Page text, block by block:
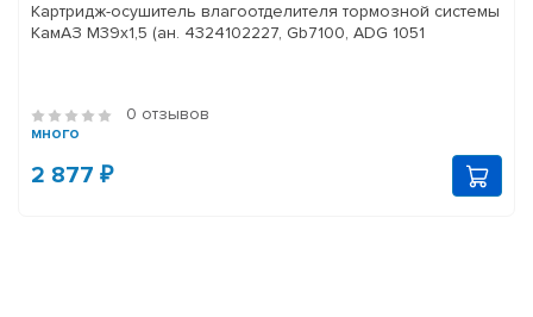
Картридж-осушитель влагоотделителя тормозной системы
КамАЗ M39x1,5 (ан. 4324102227, Gb7100, ADG 1051
0 отзывов
много
2 877 ₽